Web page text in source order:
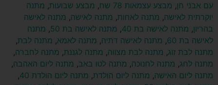
עם אבני חן, מבצע עצמאות 78 שח , מבצע שבועות, מתנה
יוקרתית לאישה, מתנה לאחות, מתנה לאישה, מתנה לאישה
בהריון, מתנה לאישה בת 40 , מתנה לאישה בת 50 , מתנה
לאישה בת 60
, מתנה לאישה דתיה, מתנה לאמא, מתנה לבת,
מתנה לבת זוג, מתנה לבת מצווה, מתנה לגננת, מתנה לחברה,
מתנה לחג, מתנה לחנוכה, מתנה לטו באב, מתנה ליום האהבה,
מתנה ליום האישה, מתנה ליום הולדת, מתנה ליום הולדת 40
,